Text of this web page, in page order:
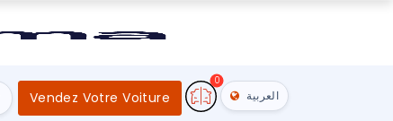
Vendez Votre Voiture
0
العربية